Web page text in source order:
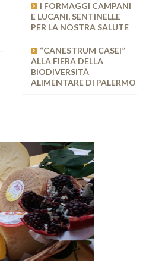
ITALIA
CANESTRUM CASEI: UN
I FORMAGGI CAMPANI
E LUCANI, SENTINELLE
PER LA NOSTRA SALUTE
“CANESTRUM CASEI”
ALLA FIERA DELLA
BIODIVERSITÀ
ALIMENTARE DI PALERMO